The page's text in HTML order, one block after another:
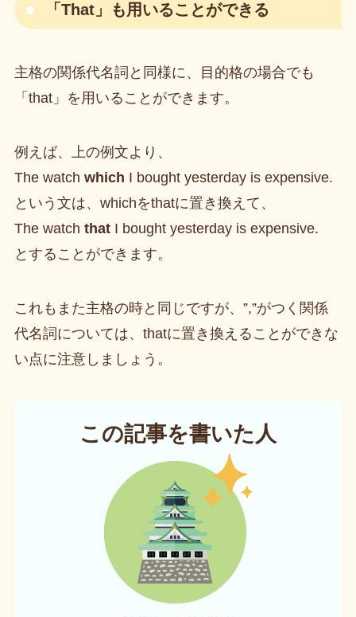
「That」も用いることができる
主格の関係代名詞と同様に、目的格の場合でも
「that」を用いることができます。
例えば、上の例文より、
The watch which I bought yesterday is expensive.
という文は、whichをthatに置き換えて、
The watch thatI bought yesterday is expensive.
とすることができます。
これもまた主格の時と同じですが、”,”がつく関係
代名詞については、thatに置き換えることができな
い点に注意しましょう。
この記事を書いた人